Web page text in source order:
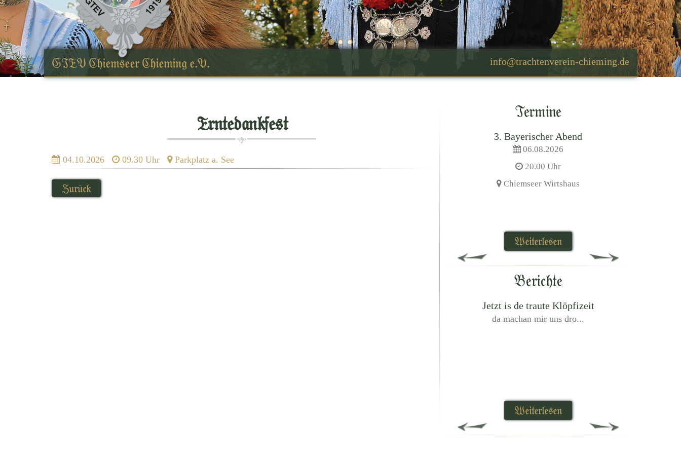
•••
GTEV Chiemseer Chieming e.V.
Erntedankfest
04.10.2026 09.30 Uhr Parkplatz a. See
Zurück
Termine
3. Bayerischer Abend
06.08.2026
20.00 Uhr
Chiemseer Wirtshaus
Weiterlesen
Berichte
Jetzt is de traute Klöpfizeit
da machan mir uns dro...
Weiterlesen